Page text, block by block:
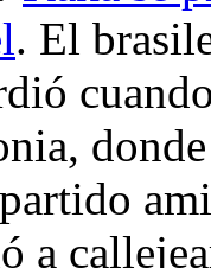
. El
a